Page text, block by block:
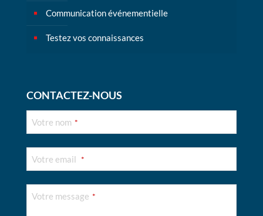
Communication événementielle
Testez vos connaissances
CONTACTEZ-NOUS
Votre nom *
Votre email *
Votre message *